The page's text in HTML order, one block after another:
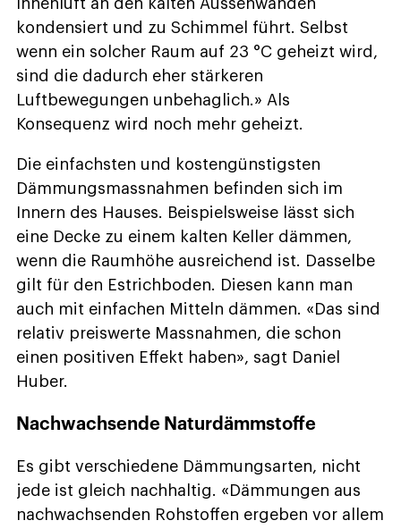
Innenluft an den kalten Aussenwänden
kondensiert und zu Schimmel führt. Selbst
wenn ein solcher Raum auf 23 °C geheizt wird,
sind die dadurch eher stärkeren
Luftbewegungen unbehaglich.» Als
Konsequenz wird noch mehr geheizt.
Die einfachsten und kostengünstigsten
Dämmungsmassnahmen befinden sich im
Innern des Hauses. Beispielsweise lässt sich
eine Decke zu einem kalten Keller dämmen,
wenn die Raumhöhe ausreichend ist. Dasselbe
gilt für den Estrichboden. Diesen kann man
auch mit einfachen Mitteln dämmen. «Das sind
relativ preiswerte Massnahmen, die schon
einen positiven Effekt haben», sagt Daniel
Huber.
Nachwachsende Naturdämmstoffe
Es gibt verschiedene Dämmungsarten, nicht
jede ist gleich nachhaltig. «Dämmungen aus
nachwachsenden Rohstoffen ergeben vor allem